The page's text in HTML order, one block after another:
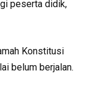
peserta didik,
Konstitusi
belum berjalan.